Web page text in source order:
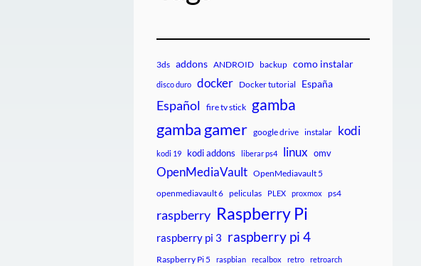
3ds addons ANDROID backup como instalar
disco duro docker Docker tutorial España
Español fire tv stick gamba
gamba gamer google drive instalar kodi
kodi 19 kodi addons liberar ps4 linux omv
OpenMediaVault OpenMediavault 5
openmediavault 6 peliculas PLEX proxmox ps4
raspberry Raspberry Pi
raspberry pi 3 raspberry pi 4
Raspberry Pi 5 raspbian recalbox retro retroarch